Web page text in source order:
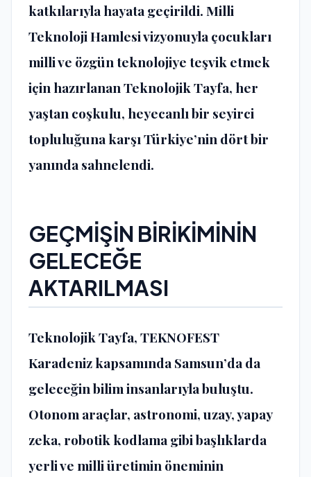
katkılarıyla hayata geçirildi. Milli
Teknoloji Hamlesi vizyonuyla çocukları
milli ve özgün teknolojiye teşvik etmek
için hazırlanan Teknolojik Tayfa, her
yaştan coşkulu, heyecanlı bir seyirci
topluluğuna karşı Türkiye’nin dört bir
yanında sahnelendi.
GEÇMİŞİN BİRİKİMİNİN
GELECEĞE
AKTARILMASI
Teknolojik Tayfa, TEKNOFEST
Karadeniz kapsamında Samsun’da da
geleceğin bilim insanlarıyla buluştu.
Otonom araçlar, astronomi, uzay, yapay
zeka, robotik kodlama gibi başlıklarda
yerli ve milli üretimin öneminin